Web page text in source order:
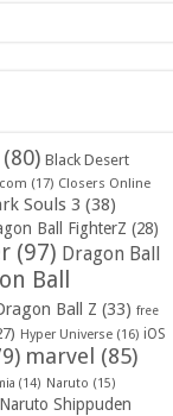
(80) Black Desert
(17) Closers Online
Souls 3 (38)
Ball FighterZ (28)
(97) Dragon Ball
Ball
Ball Z (33) free
Hyper Universe(16) iOS
marvel (85)
(14) Naruto (15)
Naruto Shippuden